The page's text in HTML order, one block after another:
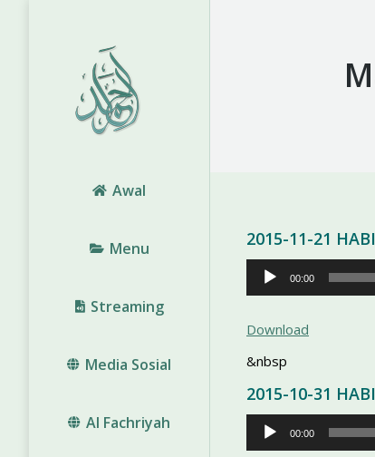
Awal
Menu
Streaming
Media Sosial
Al Fachriyah
2015-11-21
Pemutar
Audio
00:00
Download
&nbsp
2015-10-31
Pemutar
Audio
00:00